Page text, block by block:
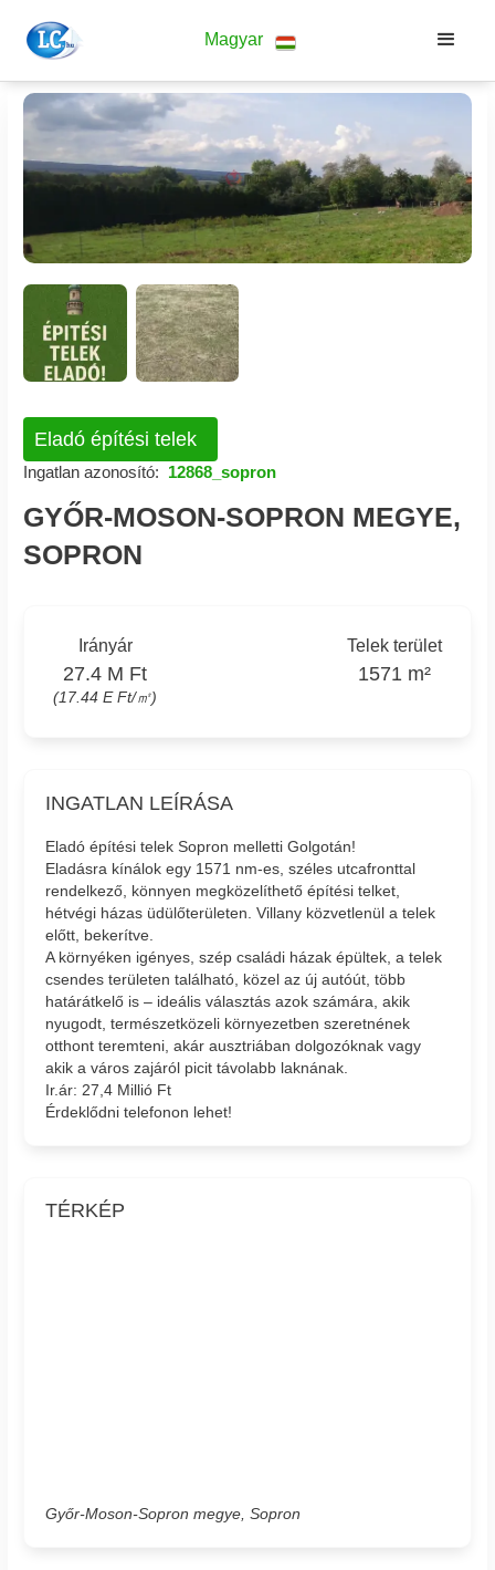
Magyar
Eladó építési telek
Ingatlan azonosító: 12868_sopron
GYŐR-MOSON-SOPRON MEGYE,
SOPRON
Irányár
27.4 M Ft
(17.44 E Ft/㎡)
Telek terület
1571 m²
INGATLAN LEÍRÁSA
Eladó építési telek Sopron melletti Golgotán!
Eladásra kínálok egy 1571 nm-es, széles utcafronttal
rendelkező, könnyen megközelíthető építési telket,
hétvégi házas üdülőterületen. Villany közvetlenül a telek
előtt, bekerítve.
A környéken igényes, szép családi házak épültek, a telek
csendes területen található, közel az új autóút, több
határátkelő is – ideális választás azok számára, akik
nyugodt, természetközeli környezetben szeretnének
otthont teremteni, akár ausztriában dolgozóknak vagy
akik a város zajáról picit távolabb laknának.
Ir.ár: 27,4 Millió Ft
Érdeklődni telefonon lehet!
TÉRKÉP
Győr-Moson-Sopron megye, Sopron